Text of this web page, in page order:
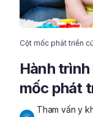
Cột mốc phát triển
Hành
mốc phát
vai trò của
Tham vấn y